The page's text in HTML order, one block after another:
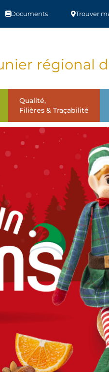
Documents Trouver
régional
Qualité,
Filières & Traçabilité